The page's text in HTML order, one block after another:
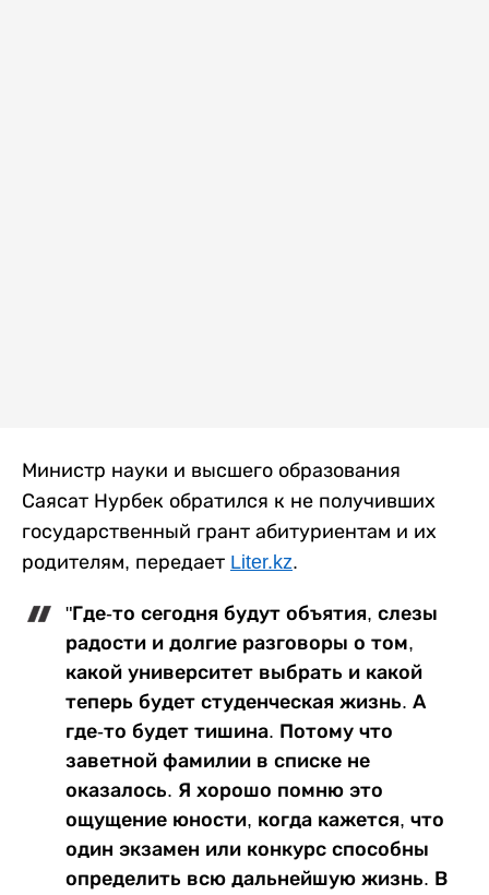
Министр науки и высшего образования
Саясат Нурбек обратился к не получивших
государственный грант абитуриентам и их
родителям, передает Liter.kz.
"Где-то сегодня будут объятия, слезы
радости и долгие разговоры о том,
какой университет выбрать и какой
теперь будет студенческая жизнь. А
где-то будет тишина. Потому что
заветной фамилии в списке не
оказалось. Я хорошо помню это
ощущение юности, когда кажется, что
один экзамен или конкурс способны
определить всю дальнейшую жизнь. В